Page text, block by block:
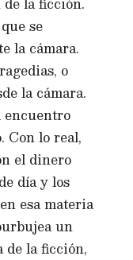
se
la cámara.
o
la cámara.
encuentro
Con lo real,
el dinero
día y los
esa materia
un
de la ficción,